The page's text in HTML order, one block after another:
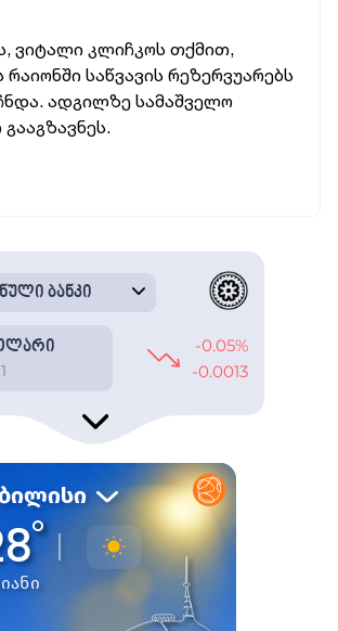
ვიტალი კლიჩკოს თქმით,
საწვავის რეზერვუარებს
ადგილზე სამაშველო
გააგზავნეს.